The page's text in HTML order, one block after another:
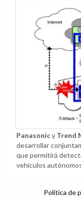
Panasonicy Trend
desarrollar
que permitirá
vehículos
Política de